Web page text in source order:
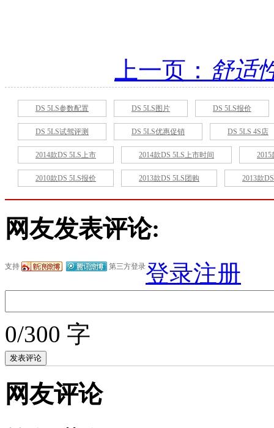
上一页： 舒适
DS 5LS参数配置 DS 5LS图片 DS 5LS报价
DS 5LS试驾评测 DS 5LS优惠促销 DS 5LS 4S店
2014款DS 5LS上市 2014款DS 5LS上市时间
2010款DS 5LS报价 2013款DS 5LS团购 2013款
网友发表评论:
支持 第三方登录登录注册
0/300 字
网友评论